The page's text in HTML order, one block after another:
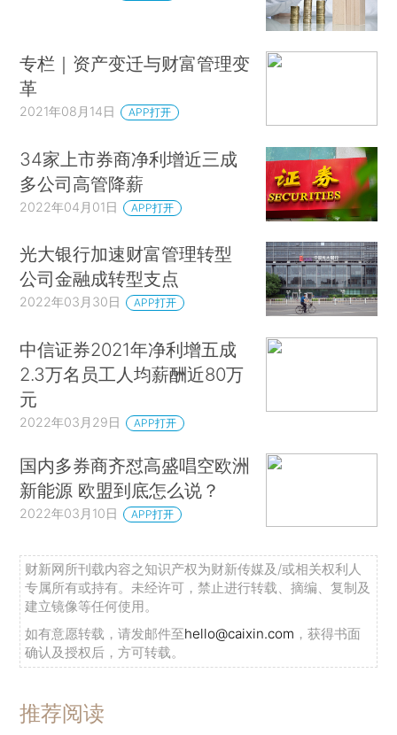
专栏｜资产变迁与财富管理变
革
2021年08月14日 APP打开
34家上市券商净利增近三成
多公司高管降薪
2022年04月01日 APP打开
光大银行加速财富管理转型
公司金融成转型支点
2022年03月30日 APP打开
中信证券2021年净利增五成
2.3万名员工人均薪酬近80万
元
2022年03月29日 APP打开
国内多券商齐怼高盛唱空欧洲
新能源 欧盟到底怎么说？
2022年03月10日 APP打开
财新网所刊载内容之知识产权为财新传媒及/或相关权利人
专属所有或持有。未经许可，禁止进行转载、摘编、复制及
建立镜像等任何使用。
如有意愿转载，请发邮件至hello@caixin.com ，获得书面
确认及授权后，方可转载。
推荐阅读